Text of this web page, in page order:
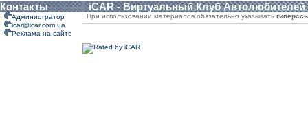
Контакты iCAR - Виртуальный Клуб Автолюбителей
Администратор
icar@icar.com.ua
Реклама на сайте
При использовании материалов обязательно указывать